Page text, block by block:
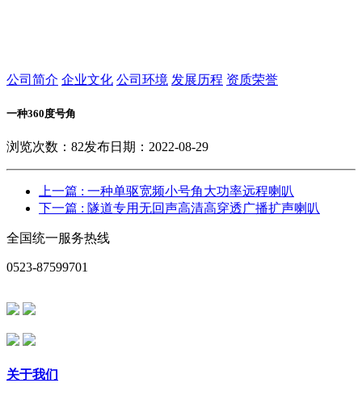
公司简介 企业文化 公司环境 发展历程 资质荣誉
一种360度号角
浏览次数： 82发布日期：2022-08-29
上一篇 : 一种单驱宽频小号角大功率远程喇叭
下一篇 : 隧道专用无回声高清高穿透广播扩声喇叭
全国统一服务热线
0523-87599701
关于我们